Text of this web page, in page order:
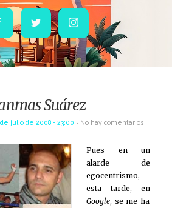
Twitter Instagram
Suárez
julio de 2008 - 23:00 No hay comentarios
Pues en un
alarde de
egocentrismo,
esta tarde, en
Google, se me ha